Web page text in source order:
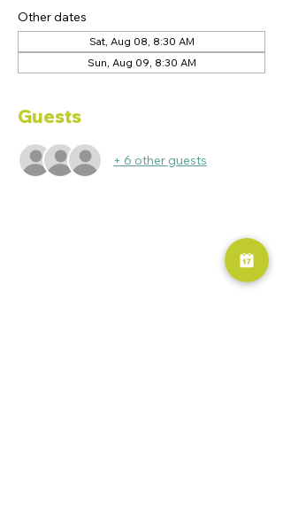
Other dates
Sat, Aug 08, 8:30 AM
Sun, Aug 09, 8:30 AM
Guests
+ 6 other guests